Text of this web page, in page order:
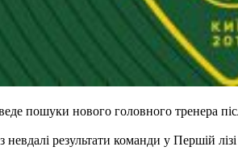
пошуки нового головного тренера
результати команди у Першій